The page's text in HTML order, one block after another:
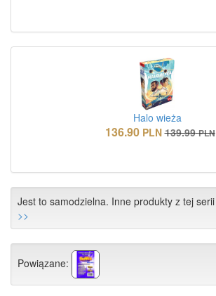
Halo wieża
136.90 PLN 139.99 PLN
Jest to samodzielna. Inne produkty z tej serii
>>
Powiązane: